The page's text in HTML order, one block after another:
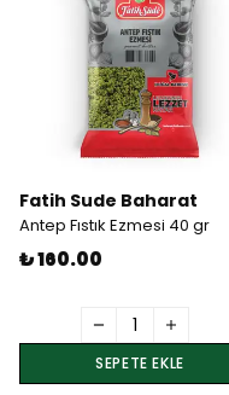
Fatih Sude Baharat
Antep Fıstık Ezmesi 40 gr
₺ 160.00
SEPETE EKLE